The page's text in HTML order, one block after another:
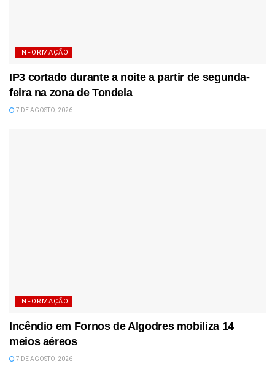
INFORMAÇÃO
IP3 cortado durante a noite a partir de segunda-
feira na zona de Tondela
7 DE AGOSTO, 2026
INFORMAÇÃO
Incêndio em Fornos de Algodres mobiliza 14
meios aéreos
7 DE AGOSTO, 2026